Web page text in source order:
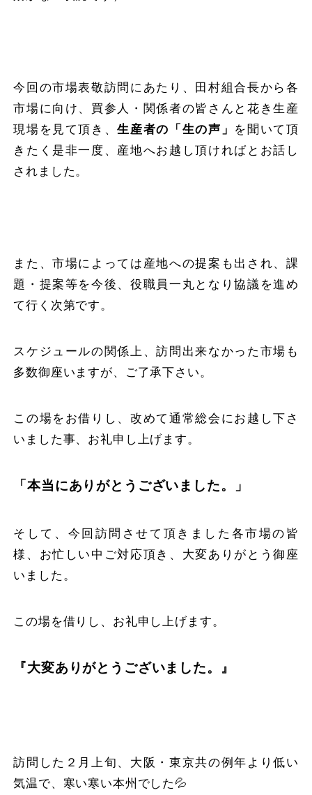
今回の市場表敬訪問にあたり、田村組合長から各
市場に向け、買参人・関係者の皆さんと花き生産
現場を見て頂き、生産者の「生の声」 を聞いて頂
きたく是非一度、産地へお越し頂ければとお話し
されました。
また、市場によっては産地への提案も出され、課
題・提案等を今後、役職員一丸となり協議を進め
て行く次第です。
スケジュールの関係上、訪問出来なかった市場も
多数御座いますが、ご了承下さい。
この場をお借りし、改めて通常総会にお越し下さ
いました事、お礼申し上げます。
「本当にありがとうございました。」
そして、今回訪問させて頂きました各市場の皆
様、お忙しい中ご対応頂き、大変ありがとう御座
いました。
この場を借りし、お礼申し上げます。
『大変ありがとうございました。』
訪問した２月上旬、大阪・東京共の例年より低い
気温で、寒い寒い本州でした💦